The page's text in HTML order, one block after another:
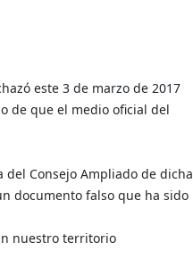
este 3 de marzo de 2017
de que el medio oficial del
Consejo Ampliado de dicha
documento falso que ha sido
nuestro territorio